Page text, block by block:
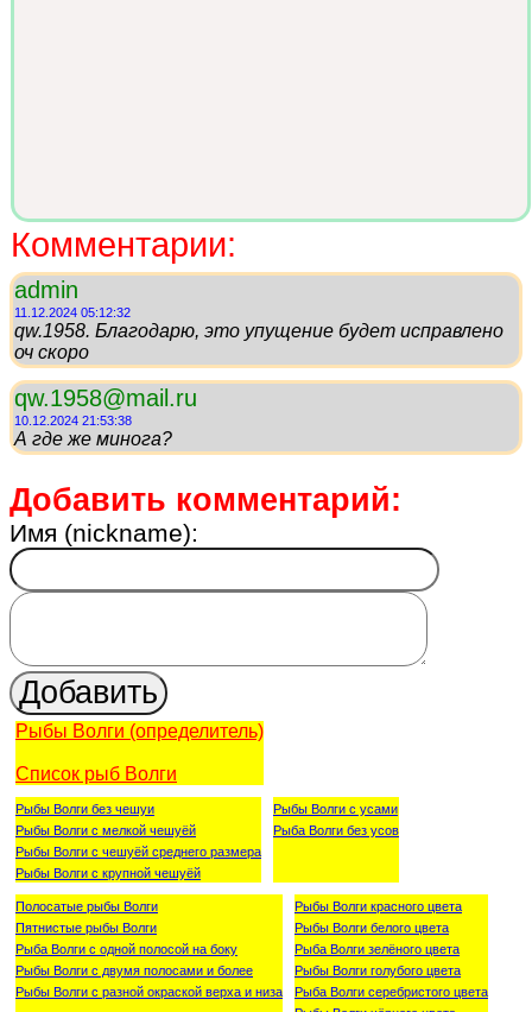
Комментарии:
admin
11.12.2024 05:12:32
qw.1958. Благодарю, это упущение будет исправлено
оч скоро
qw.1958@mail.ru
10.12.2024 21:53:38
А где же минога?
Добавить комментарий:
Имя (nickname):
Рыбы Волги (определитель)
Список рыб Волги
Рыбы Волги без чешуи
Рыбы Волги с мелкой чешуёй
Рыбы Волги с чешуёй среднего размера
Рыбы Волги с крупной чешуёй
Рыбы Волги с усами
Рыба Волги без усов
Полосатые рыбы Волги
Пятнистые рыбы Волги
Рыба Волги с одной полосой на боку
Рыбы Волги с двумя полосами и более
Рыбы Волги с разной окраской верха и низа
Рыбы Волги красного цвета
Рыбы Волги белого цвета
Рыба Волги зелёного цвета
Рыбы Волги голубого цвета
Рыба Волги серебристого цвета